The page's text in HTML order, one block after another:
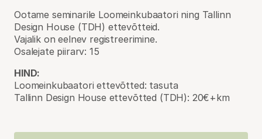
Ootame seminarile Loomeinkubaatori ning Tallinn
Design House (TDH) ettevõtteid.
Vajalik on eelnev registreerimine.
Osalejate piirarv: 15
HIND:
Loomeinkubaatori ettevõtted: tasuta
Tallinn Design House ettevõtted (TDH): 20€+km